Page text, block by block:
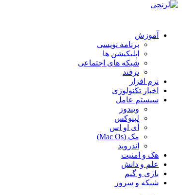
آموزش
برنامه نویسی
اپلیکیشن ها
شبکه های اجتماعی
ترفند
نرم افزار
اخبار تکنولوژی
سیستم عامل
ویندوز
لینوکس
آی او اس
مک (Mac Os)
اندروید
هک و امنیت
علم و دانش
بازی و گیم
شبکه و سرور